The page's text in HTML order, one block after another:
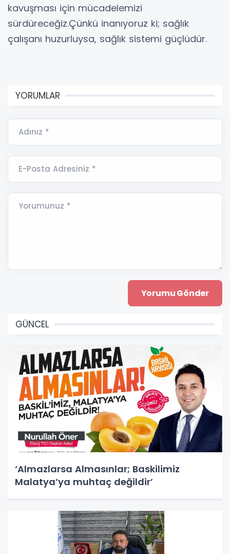
kavuşması için mücadelemizi
sürdüreceğiz.Çünkü inanıyoruz ki; sağlık
çalışanı huzurluysa, sağlık sistemi güçlüdür.
YORUMLAR
Adınız *
E-Posta Adresiniz *
Yorumunuz *
GÜNCEL
‘Almazlarsa Almasınlar; Baskilimiz
Malatya’ya muhtaç değildir’